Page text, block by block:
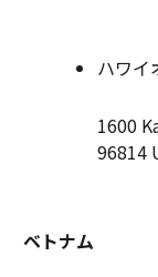
ハワイ
1600
96814
ベトナム